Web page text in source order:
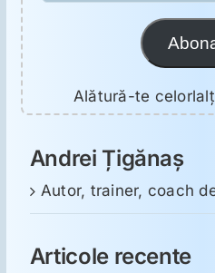
Alătură-te
Andrei Țigănaș
Autor, trainer, coach
Articole recente